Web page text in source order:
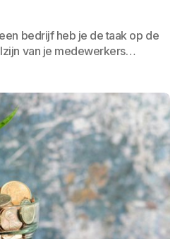
bedrijf heb je de taak op de
van je medewerkers…